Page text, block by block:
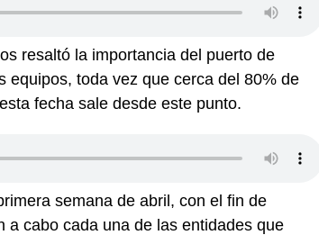
resaltó la importancia del puerto de
equipos, toda vez que cerca del 80% de
fecha sale desde este punto.
semana de abril, con el fin de
a cabo cada una de las entidades que